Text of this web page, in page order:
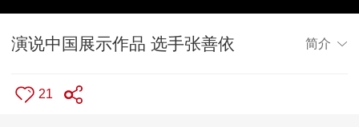
演说中国展示作品 选手张善依 简介
21